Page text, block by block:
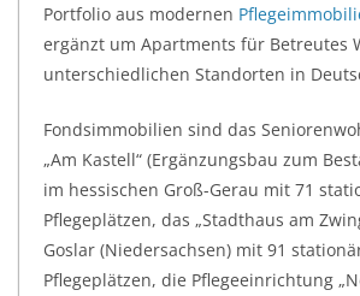
Portfolio aus modernen
ergänzt um Apartments für Betreutes
unterschiedlichen Standorten in
Fondsimmobilien sind das
„Am Kastell“ (Ergänzungsbau zum
im hessischen Groß-Gerau mit 71
Pflegeplätzen, das „Stadthaus am
Goslar (Niedersachsen) mit 91
Pflegeplätzen, die Pflegeeinrichtung